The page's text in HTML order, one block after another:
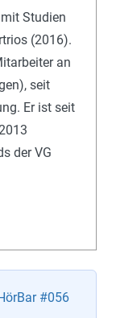
Studien
(2016).
an
seit
Er ist seit
der VG
#056